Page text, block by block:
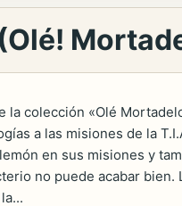
la colección «Olé
a las misiones de la
en sus misiones y
no puede acabar